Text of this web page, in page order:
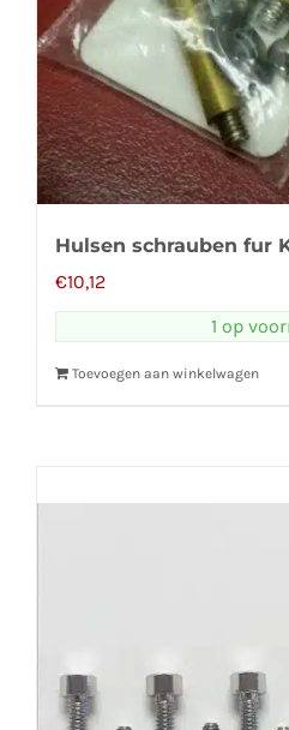
Hulsen schrauben fur
€10,12
1 op
Toevoegen aan winkelwagen